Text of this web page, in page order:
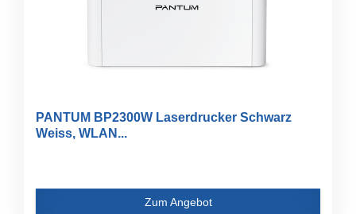
PANTUM BP2300W Laserdrucker Schwarz
Weiss, WLAN...
Zum Angebot